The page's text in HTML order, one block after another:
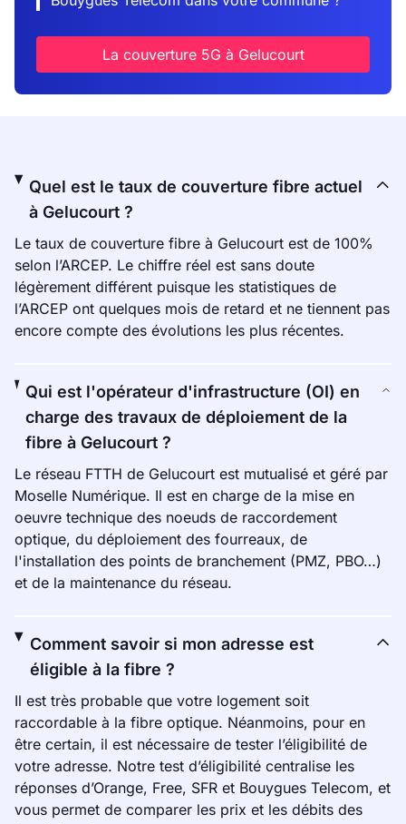
La couverture 5G à Gelucourt
Quel est le taux de couverture fibre actuel
à Gelucourt ?
Le taux de couverture fibre à Gelucourt est de 100%
selon l’ARCEP. Le chiffre réel est sans doute
légèrement différent puisque les statistiques de
l’ARCEP ont quelques mois de retard et ne tiennent pas
encore compte des évolutions les plus récentes.
Qui est l'opérateur d'infrastructure (OI) en
charge des travaux de déploiement de la
fibre à Gelucourt ?
Le réseau FTTH de Gelucourt est mutualisé et géré par
Moselle Numérique. Il est en charge de la mise en
oeuvre technique des noeuds de raccordement
optique, du déploiement des fourreaux, de
l'installation des points de branchement (PMZ, PBO…)
et de la maintenance du réseau.
Comment savoir si mon adresse est
éligible à la fibre ?
Il est très probable que votre logement soit
raccordable à la fibre optique. Néanmoins, pour en
être certain, il est nécessaire de tester l’éligibilité de
votre adresse. Notre test d’éligibilité centralise les
réponses d’Orange, Free, SFR et Bouygues Telecom, et
vous permet de comparer les prix et les débits des